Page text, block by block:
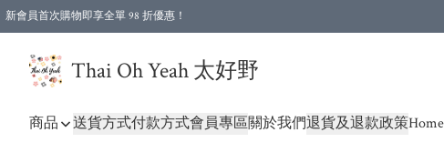
新會員首次購物即享全單 98 折優惠！
Thai Oh Yeah 太好野
商品 送貨方式付款方式會員專區關於我們退貨及退款政策Home